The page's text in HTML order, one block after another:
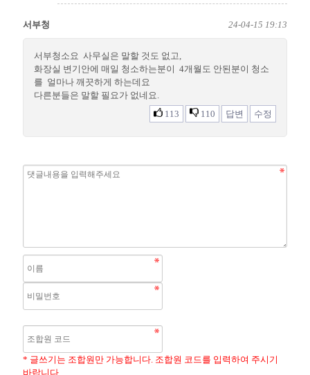
서부청 24-04-15 19:13
서부청소요 사무실은 말할 것도 없고,
화장실 변기안에 매일 청소하는분이 4개월도 안된분이 청소
를 얼마나 깨끗하게 하는데요
다른분들은 말할 필요가 없네요.
113
110 답변 수정
* 글쓰기는 조합원만 가능합니다. 조합원 코드를 입력하여 주시기
바랍니다.